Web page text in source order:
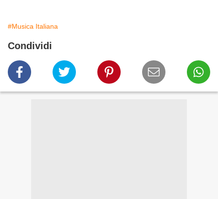
#Musica Italiana
Condividi